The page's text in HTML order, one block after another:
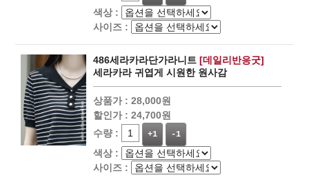
색상 :
사이즈 :
486세라카라단가라니트 [데일리반응굿]
세라카라 귀엽게 시원한 원사감
상품가 : 28,000원
할인가 : 24,700원
수량 :
+1 -1
색상 :
사이즈 :